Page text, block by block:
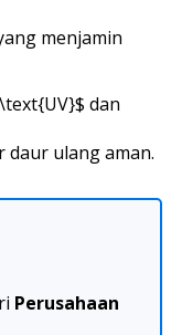
menjamin
dan
ulang aman.
Perusahaan